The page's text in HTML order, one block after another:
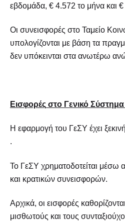
εβδομάδα, € 4.572 το μήνα και
Οι συνεισφορές στο Ταμείο
υπολογίζονται με βάση τα
δεν υπόκεινται στα ανωτέρω
Εισφορές στο Γενικό Σύστημα
Η εφαρμογή του ΓεΣΥ έχει
.
Το ΓεΣΥ χρηματοδοτείται μέσω
και κρατικών συνεισφορών.
Αρχικά, οι εισφορές
μισθωτούς και τους